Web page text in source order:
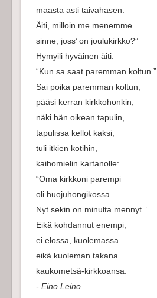
maasta asti taivahasen.
Äiti, milloin me menemme
sinne, joss’ on joulukirkko?”
Hymyili hyväinen äiti:
“Kun sa saat paremman koltun.”
Sai poika paremman koltun,
pääsi kerran kirkkohonkin,
näki hän oikean tapulin,
tapulissa kellot kaksi,
tuli itkien kotihin,
kaihomielin kartanolle:
“Oma kirkkoni parempi
oli huojuhongikossa.
Nyt sekin on minulta mennyt.”
Eikä kohdannut enempi,
ei elossa, kuolemassa
eikä kuoleman takana
kaukometsä-kirkkoansa.
- Eino Leino